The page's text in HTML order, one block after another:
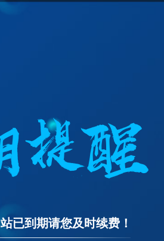
已到期请您及时续费！